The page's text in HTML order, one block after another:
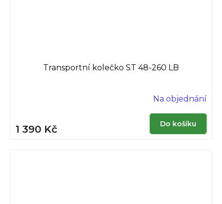
Transportní kolečko ST 48-260 LB
Na objednání
1 390 Kč Do košíku